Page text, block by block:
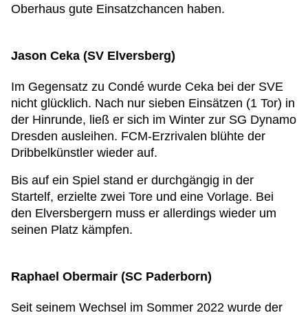
Oberhaus gute Einsatzchancen haben.
Jason Ceka (SV Elversberg)
Im Gegensatz zu Condé wurde Ceka bei der SVE
nicht glücklich. Nach nur sieben Einsätzen (1 Tor) in
der Hinrunde, ließ er sich im Winter zur SG Dynamo
Dresden ausleihen. FCM-Erzrivalen blühte der
Dribbelkünstler wieder auf.
Bis auf ein Spiel stand er durchgängig in der
Startelf, erzielte zwei Tore und eine Vorlage. Bei
den Elversbergern muss er allerdings wieder um
seinen Platz kämpfen.
Raphael Obermair (SC Paderborn)
Seit seinem Wechsel im Sommer 2022 wurde der